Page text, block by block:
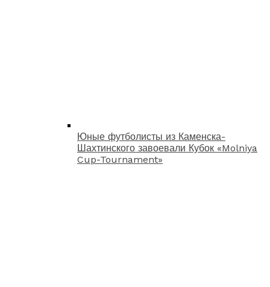
Юные футболисты из Каменска-
Шахтинского завоевали Кубок «Molniya
Cup-Tournament»